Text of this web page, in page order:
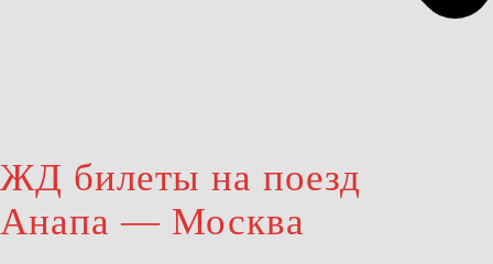
ЖД билеты на поезд
Анапа — Москва